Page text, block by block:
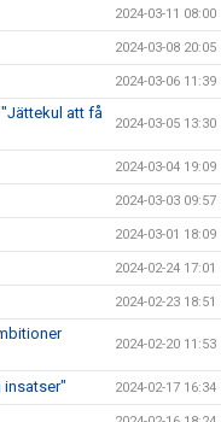
2024-03-11 08:00
2024-03-08 20:05
2024-03-06 11:39
att få
2024-03-05 13:30
2024-03-04 19:09
2024-03-03 09:57
2024-03-01 18:09
2024-02-24 17:01
2024-02-23 18:51
2024-02-20 11:53
insatser" 2024-02-17 16:34